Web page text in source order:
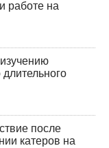
работе на
после
катеров на